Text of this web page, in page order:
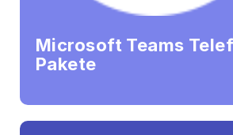
Microsoft Teams
Pakete